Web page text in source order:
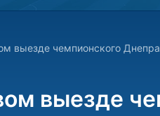
выезде чемпионского
выезде